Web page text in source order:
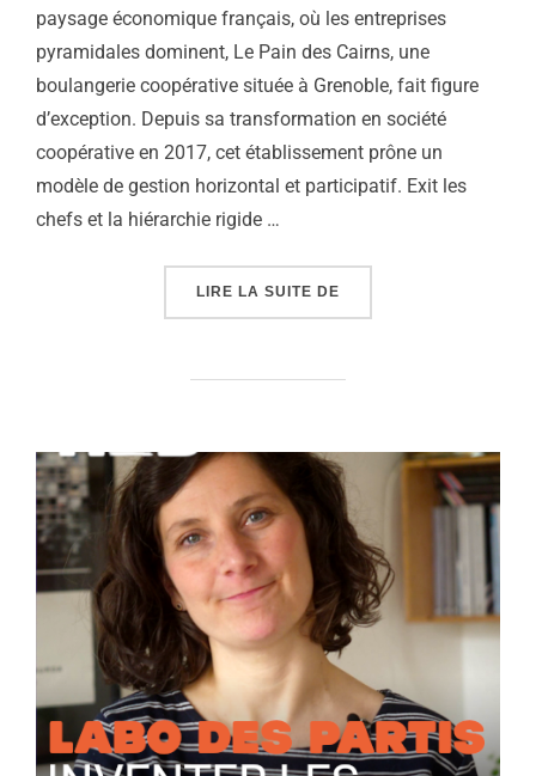
paysage économique français, où les entreprises
pyramidales dominent, Le Pain des Cairns, une
boulangerie coopérative située à Grenoble, fait figure
d’exception. Depuis sa transformation en société
coopérative en 2017, cet établissement prône un
modèle de gestion horizontal et participatif. Exit les
chefs et la hiérarchie rigide …
LIRE LA SUITE DE